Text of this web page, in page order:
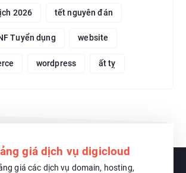
2026 tết nguyên đán
Tuyển dụng website
wordpress ất tỵ
giá dịch vụ digicloud
giá các dịch vụ domain, hosting,